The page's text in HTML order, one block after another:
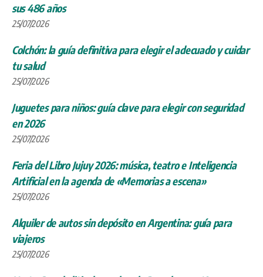
sus 486 años
25/07/2026
Colchón: la guía definitiva para elegir el adecuado y cuidar
tu salud
25/07/2026
Juguetes para niños: guía clave para elegir con seguridad
en 2026
25/07/2026
Feria del Libro Jujuy 2026: música, teatro e Inteligencia
Artificial en la agenda de «Memorias a escena»
25/07/2026
Alquiler de autos sin depósito en Argentina: guía para
viajeros
25/07/2026